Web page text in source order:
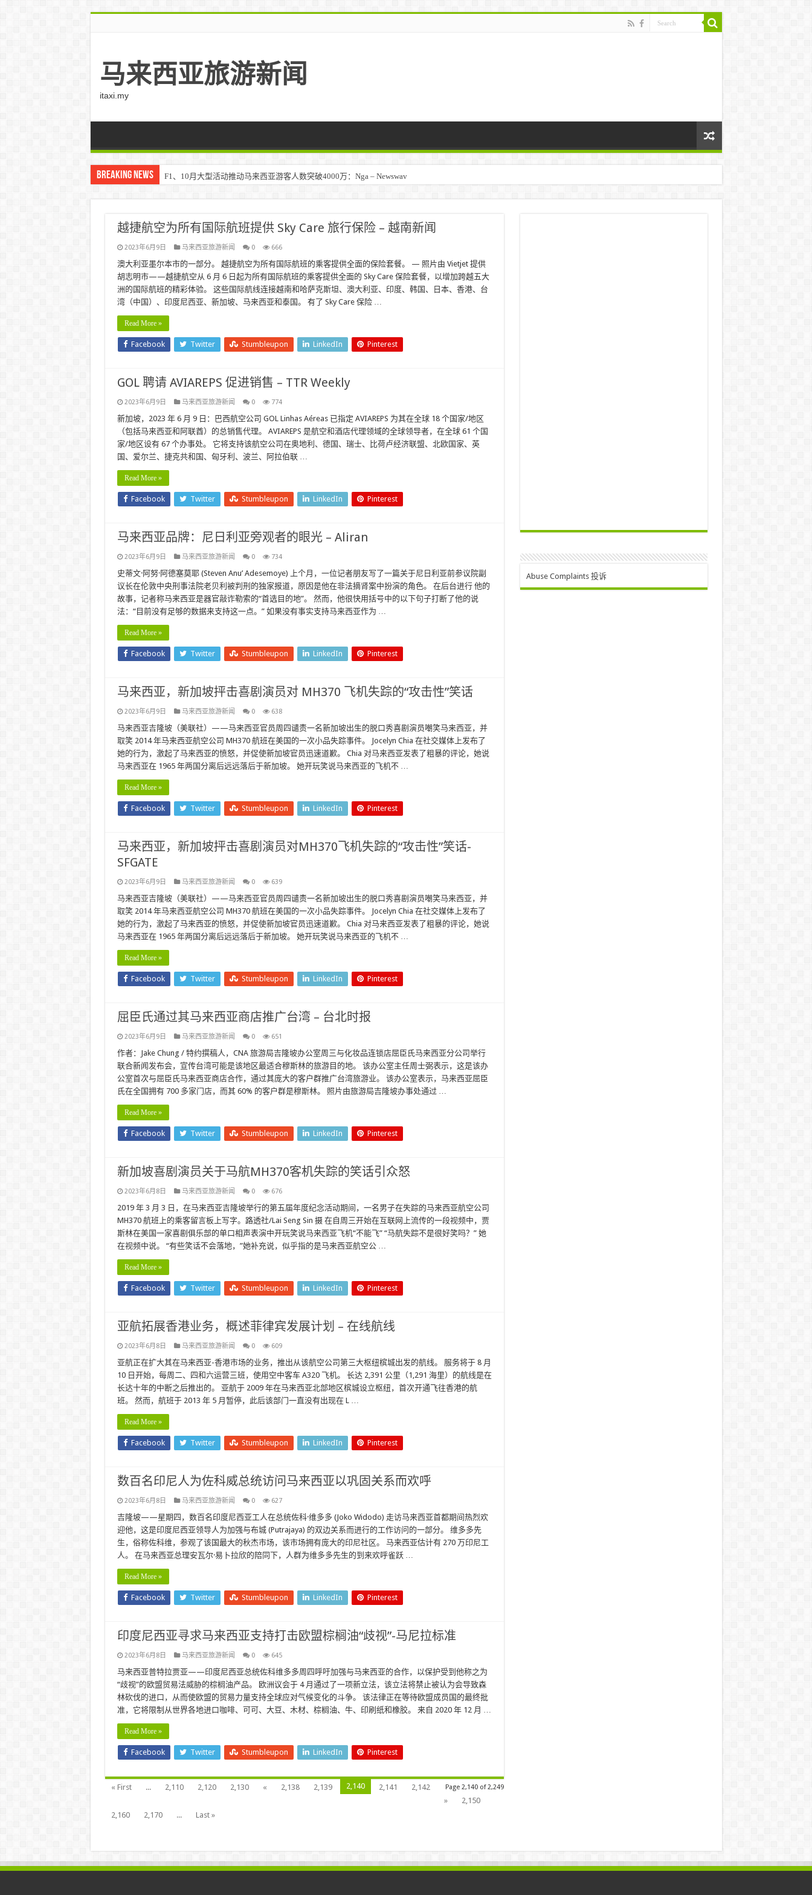
马来西亚旅游新闻
itaxi.my
Breaking News F1、10月大型活动推动马来西亚游客人数突破4000万：Nga – Newswav
Klook客路将印度和中东创作者聚集在马来西亚 – TravelBiz Monitor
越捷航空为所有国际航班提供 Sky Care 旅行保险 – 越南新闻
2023年6月9日 马来西亚旅游新闻 0 666
澳大利亚墨尔本市的一部分。 越捷航空为所有国际航班的乘客提供全面的保险套餐。 — 照片由 Vietjet 提供
胡志明市——越捷航空从 6 月 6 日起为所有国际航班的乘客提供全面的 Sky Care 保险套餐，以增加跨越五大
洲的国际航班的精彩体验。 这些国际航线连接越南和哈萨克斯坦、澳大利亚、印度、韩国、日本、香港、台
湾（中国）、印度尼西亚、新加坡、马来西亚和泰国。 有了 Sky Care 保险 …
Read More »
Facebook Twitter Stumbleupon LinkedIn Pinterest
GOL 聘请 AVIAREPS 促进销售 – TTR Weekly
2023年6月9日 马来西亚旅游新闻 0 774
新加坡，2023 年 6 月 9 日：巴西航空公司 GOL Linhas Aéreas 已指定 AVIAREPS 为其在全球 18 个国家/地区
（包括马来西亚和阿联酋）的总销售代理。 AVIAREPS 是航空和酒店代理领域的全球领导者，在全球 61 个国
家/地区设有 67 个办事处。 它将支持该航空公司在奥地利、德国、瑞士、比荷卢经济联盟、北欧国家、英
国、爱尔兰、捷克共和国、匈牙利、波兰、阿拉伯联 …
Read More »
Facebook Twitter Stumbleupon LinkedIn Pinterest
马来西亚品牌：尼日利亚旁观者的眼光 – Aliran
2023年6月9日 马来西亚旅游新闻 0 734
史蒂文·阿努·阿德塞莫耶 (Steven Anu’ Adesemoye) 上个月，一位记者朋友写了一篇关于尼日利亚前参议院副
议长在伦敦中央刑事法院老贝利被判刑的独家报道，原因是他在非法摘肾案中扮演的角色。 在后台进行 他的
故事，记者称马来西亚是器官敲诈勒索的“首选目的地”。 然而，他很快用括号中的以下句子打断了他的说
法：“目前没有足够的数据来支持这一点。” 如果没有事实支持马来西亚作为 …
Read More »
Facebook Twitter Stumbleupon LinkedIn Pinterest
马来西亚，新加坡抨击喜剧演员对 MH370 飞机失踪的“攻击性”笑话
2023年6月9日 马来西亚旅游新闻 0 638
马来西亚吉隆坡（美联社）——马来西亚官员周四谴责一名新加坡出生的脱口秀喜剧演员嘲笑马来西亚，并
取笑 2014 年马来西亚航空公司 MH370 航班在美国的一次小品失踪事件。 Jocelyn Chia 在社交媒体上发布了
她的行为，激起了马来西亚的愤怒，并促使新加坡官员迅速道歉。 Chia 对马来西亚发表了粗暴的评论，她说
马来西亚在 1965 年两国分离后远远落后于新加坡。 她开玩笑说马来西亚的飞机不 …
Read More »
Facebook Twitter Stumbleupon LinkedIn Pinterest
马来西亚，新加坡抨击喜剧演员对MH370飞机失踪的“攻击性”笑话-
SFGATE
2023年6月9日 马来西亚旅游新闻 0 639
马来西亚吉隆坡（美联社）——马来西亚官员周四谴责一名新加坡出生的脱口秀喜剧演员嘲笑马来西亚，并
取笑 2014 年马来西亚航空公司 MH370 航班在美国的一次小品失踪事件。 Jocelyn Chia 在社交媒体上发布了
她的行为，激起了马来西亚的愤怒，并促使新加坡官员迅速道歉。 Chia 对马来西亚发表了粗暴的评论，她说
马来西亚在 1965 年两国分离后远远落后于新加坡。 她开玩笑说马来西亚的飞机不 …
Read More »
Facebook Twitter Stumbleupon LinkedIn Pinterest
屈臣氏通过其马来西亚商店推广台湾 – 台北时报
2023年6月9日 马来西亚旅游新闻 0 651
作者：Jake Chung / 特约撰稿人，CNA 旅游局吉隆坡办公室周三与化妆品连锁店屈臣氏马来西亚分公司举行
联合新闻发布会，宣传台湾可能是该地区最适合穆斯林的旅游目的地。 该办公室主任周士弼表示，这是该办
公室首次与屈臣氏马来西亚商店合作，通过其庞大的客户群推广台湾旅游业。 该办公室表示，马来西亚屈臣
氏在全国拥有 700 多家门店，而其 60% 的客户群是穆斯林。 照片由旅游局吉隆坡办事处通过 …
Read More »
Facebook Twitter Stumbleupon LinkedIn Pinterest
新加坡喜剧演员关于马航MH370客机失踪的笑话引众怒
2023年6月8日 马来西亚旅游新闻 0 676
2019 年 3 月 3 日，在马来西亚吉隆坡举行的第五届年度纪念活动期间，一名男子在失踪的马来西亚航空公司
MH370 航班上的乘客留言板上写字。路透社/Lai Seng Sin 摄 在自周三开始在互联网上流传的一段视频中，贾
斯林在美国一家喜剧俱乐部的单口相声表演中开玩笑说马来西亚飞机“不能飞” “马航失踪不是很好笑吗？” 她
在视频中说。 “有些笑话不会落地，”她补充说，似乎指的是马来西亚航空公 …
Read More »
Facebook Twitter Stumbleupon LinkedIn Pinterest
亚航拓展香港业务，概述菲律宾发展计划 – 在线航线
2023年6月8日 马来西亚旅游新闻 0 609
亚航正在扩大其在马来西亚-香港市场的业务，推出从该航空公司第三大枢纽槟城出发的航线。 服务将于 8 月
10 日开始，每周二、四和六运营三班，使用空中客车 A320 飞机。 长达 2,391 公里（1,291 海里）的航线是在
长达十年的中断之后推出的。 亚航于 2009 年在马来西亚北部地区槟城设立枢纽，首次开通飞往香港的航
班。 然而，航班于 2013 年 5 月暂停，此后该部门一直没有出现在 L …
Read More »
Facebook Twitter Stumbleupon LinkedIn Pinterest
数百名印尼人为佐科威总统访问马来西亚以巩固关系而欢呼
2023年6月8日 马来西亚旅游新闻 0 627
吉隆坡——星期四，数百名印度尼西亚工人在总统佐科·维多多 (Joko Widodo) 走访马来西亚首都期间热烈欢
迎他，这是印度尼西亚领导人为加强与布城 (Putrajaya) 的双边关系而进行的工作访问的一部分。 维多多先
生，俗称佐科维，参观了该国最大的秋杰市场，该市场拥有庞大的印尼社区。 马来西亚估计有 270 万印尼工
人。 在马来西亚总理安瓦尔·易卜拉欣的陪同下，人群为维多多先生的到来欢呼雀跃 …
Read More »
Facebook Twitter Stumbleupon LinkedIn Pinterest
印度尼西亚寻求马来西亚支持打击欧盟棕榈油“歧视”-马尼拉标准
2023年6月8日 马来西亚旅游新闻 0 645
马来西亚普特拉贾亚——印度尼西亚总统佐科维多多周四呼吁加强与马来西亚的合作，以保护受到他称之为
“歧视”的欧盟贸易法威胁的棕榈油产品。 欧洲议会于 4 月通过了一项新立法，该立法将禁止被认为会导致森
林砍伐的进口，从而使欧盟的贸易力量支持全球应对气候变化的斗争。 该法律正在等待欧盟成员国的最终批
准，它将限制从世界各地进口咖啡、可可、大豆、木材、棕榈油、牛、印刷纸和橡胶。 来自 2020 年 12 月 …
Read More »
Facebook Twitter Stumbleupon LinkedIn Pinterest
Page 2,140 of 2,249
« First ... 2,110 2,120 2,130 « 2,138 2,139 2,140 2,141
2,142
»
2,150
2,160
2,170 ... Last »
Abuse Complaints 投诉